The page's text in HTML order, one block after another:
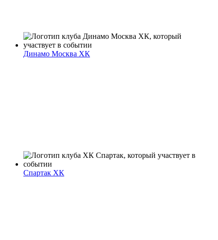
Динамо Москва ХК
Спартак ХК